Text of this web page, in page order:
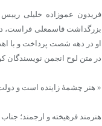
فریدون عموزاده خلیلی
بزرگداشت قاسمعلی فراست،
او در دهه شصت پرداخت و با
در متن لوح انجمن
« هنر چشمۀ زاینده است و
هنرمند فرهیخته و ارجمند؛